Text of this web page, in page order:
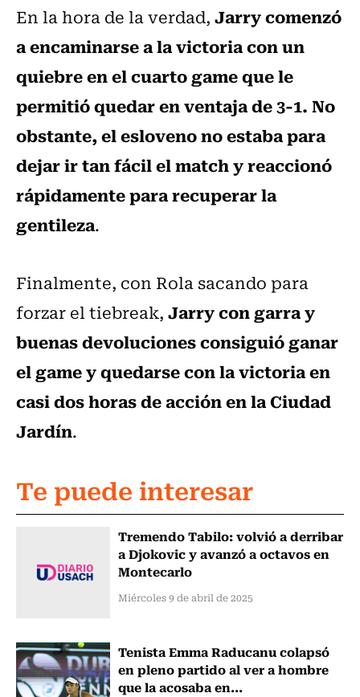
En la hora de la verdad,Jarry comenzó
a encaminarse a la victoria con un
quiebre en el cuarto game que le
permitió quedar en ventaja de 3-1. No
obstante, el esloveno no estaba para
dejar ir tan fácil el match y reaccionó
rápidamente para recuperar la
gentileza.
Finalmente, con Rola sacando para
forzar el tiebreak,Jarry con garra y
buenas devoluciones consiguió ganar
el game y quedarse con la victoria en
casi dos horas de acción en la Ciudad
Jardín.
Te puede interesar
Tremendo Tabilo: volvió a derribar
a Djokovic y avanzó a octavos en
Montecarlo
Miércoles 9 de abril de 2025
Tenista Emma Raducanu colapsó
en pleno partido al ver a hombre
que la acosaba en...